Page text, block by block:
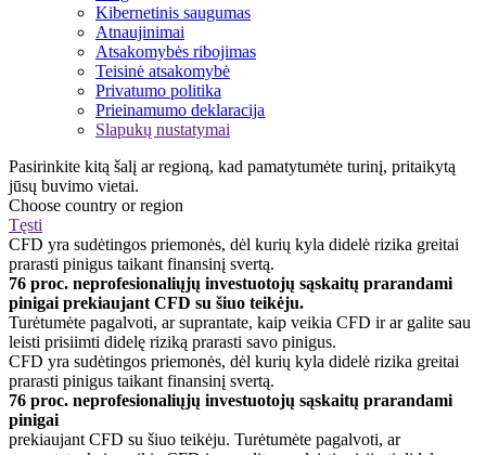
Kibernetinis saugumas
Atnaujinimai
Atsakomybės ribojimas
Teisinė atsakomybė
Privatumo politika
Prieinamumo deklaracija
Slapukų nustatymai
Pasirinkite kitą šalį ar regioną, kad pamatytumėte turinį, pritaikytą
jūsų buvimo vietai.
Choose country or region
Tęsti
CFD yra sudėtingos priemonės, dėl kurių kyla didelė rizika greitai
prarasti pinigus taikant finansinį svertą.
76 proc. neprofesionaliųjų investuotojų sąskaitų prarandami
pinigai prekiaujant CFD su šiuo teikėju.
Turėtumėte pagalvoti, ar suprantate, kaip veikia CFD ir ar galite sau
leisti prisiimti didelę riziką prarasti savo pinigus.
CFD yra sudėtingos priemonės, dėl kurių kyla didelė rizika greitai
prarasti pinigus taikant finansinį svertą.
76 proc. neprofesionaliųjų investuotojų sąskaitų prarandami
pinigai
prekiaujant CFD su šiuo teikėju. Turėtumėte pagalvoti, ar